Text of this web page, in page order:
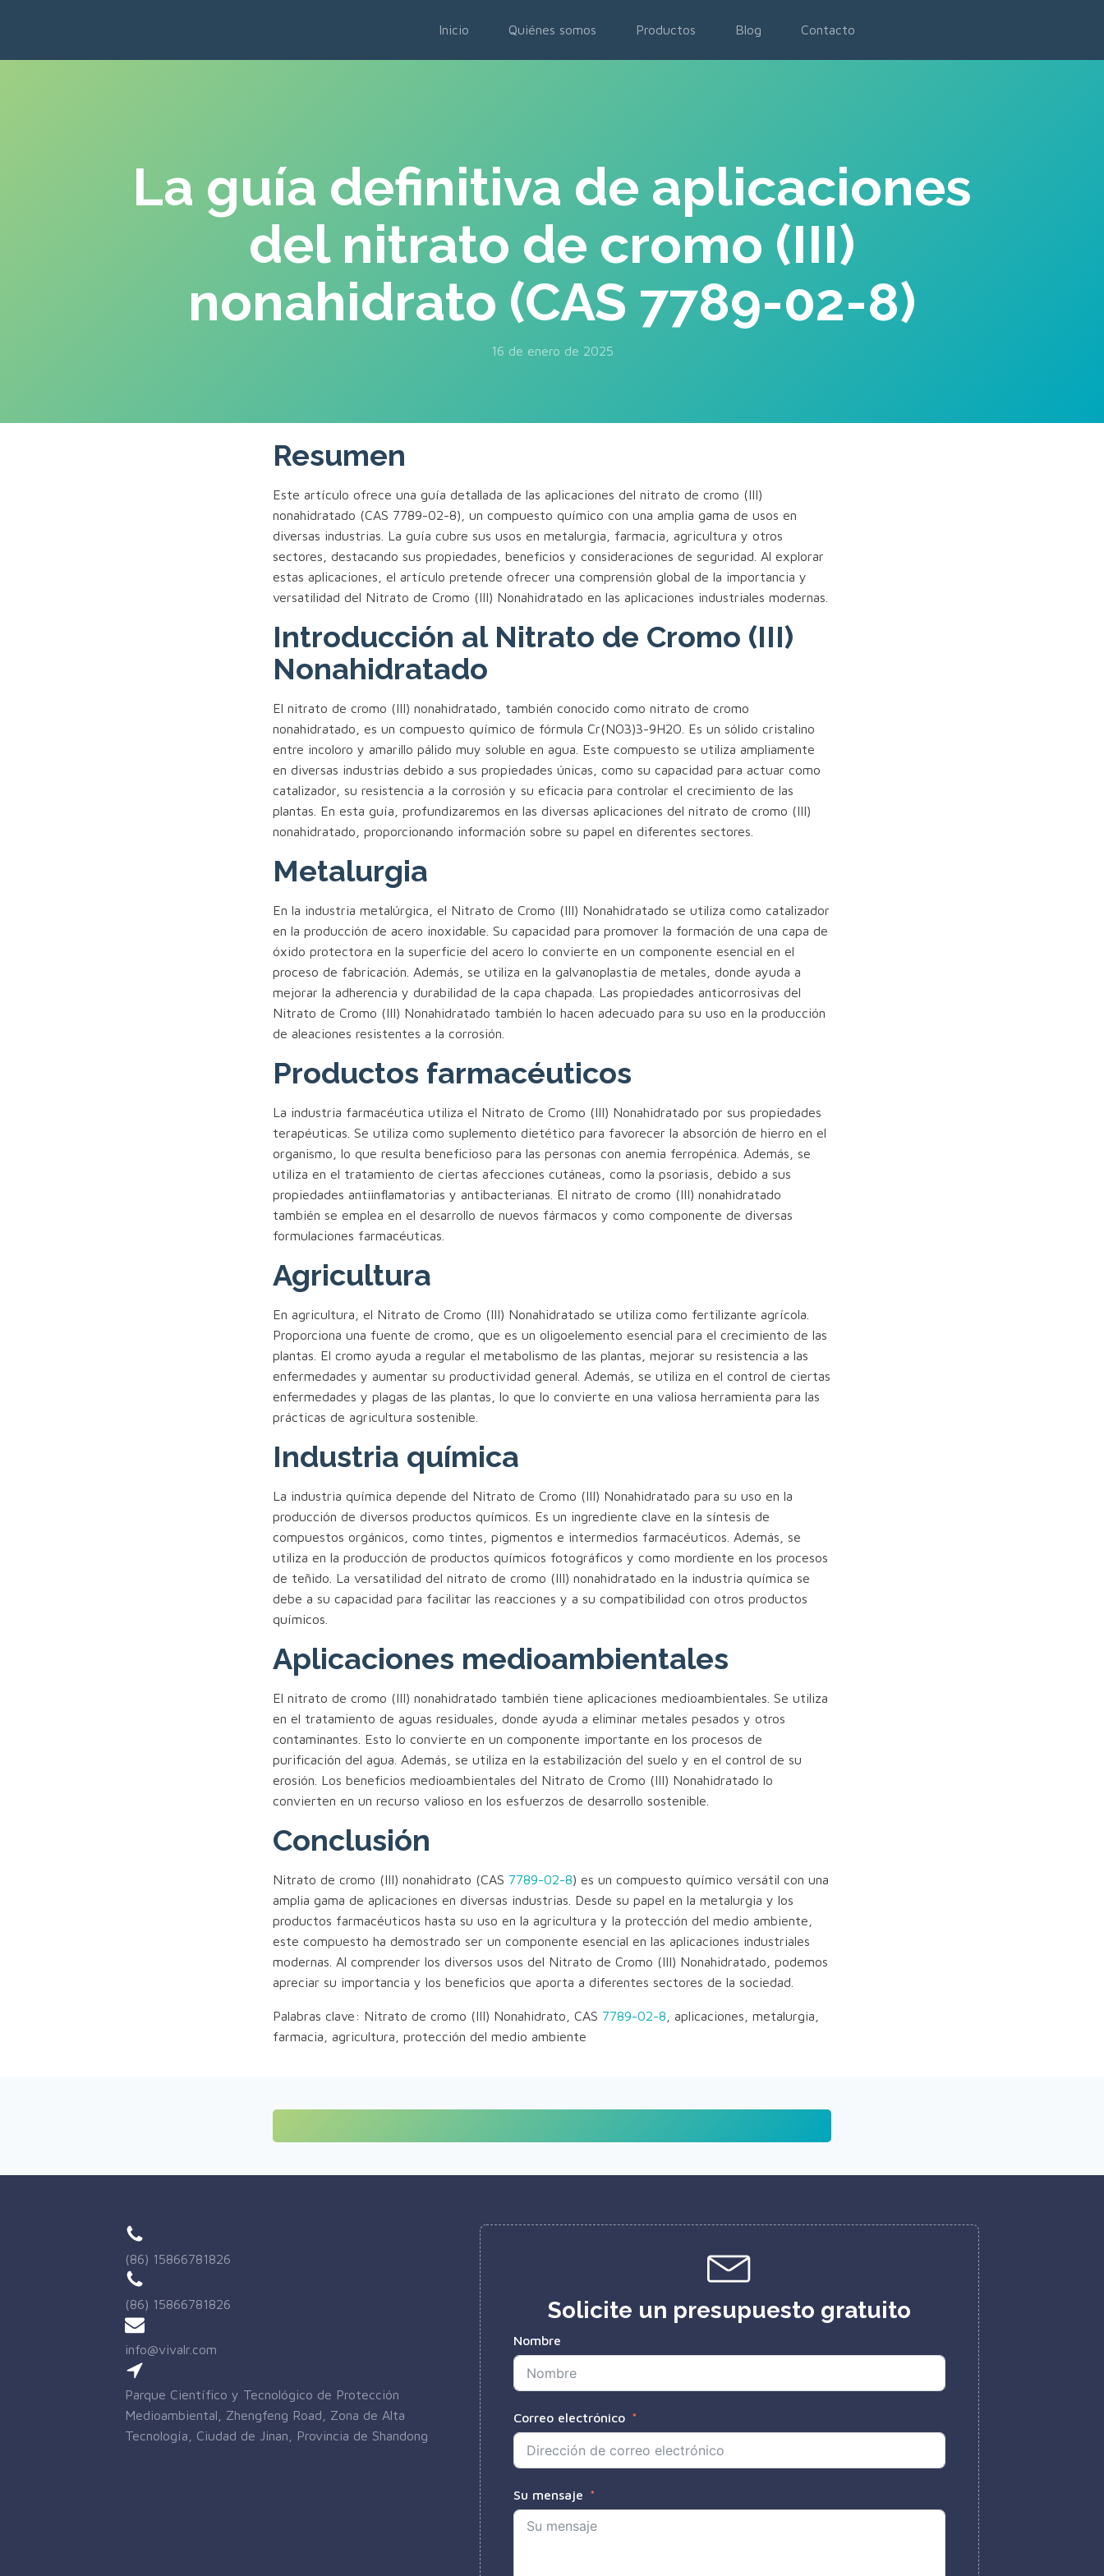
Inicio Quiénes somos Productos Blog Contacto
La guía definitiva de aplicaciones
del nitrato de cromo (III)
nonahidrato (CAS 7789-02-8)
16 de enero de 2025
Resumen
Este artículo ofrece una guía detallada de las aplicaciones del nitrato de cromo (III)
nonahidratado (CAS 7789-02-8), un compuesto químico con una amplia gama de usos en
diversas industrias. La guía cubre sus usos en metalurgia, farmacia, agricultura y otros
sectores, destacando sus propiedades, beneficios y consideraciones de seguridad. Al explorar
estas aplicaciones, el artículo pretende ofrecer una comprensión global de la importancia y
versatilidad del Nitrato de Cromo (III) Nonahidratado en las aplicaciones industriales modernas.
Introducción al Nitrato de Cromo (III)
Nonahidratado
El nitrato de cromo (III) nonahidratado, también conocido como nitrato de cromo
nonahidratado, es un compuesto químico de fórmula Cr(NO3)3-9H2O. Es un sólido cristalino
entre incoloro y amarillo pálido muy soluble en agua. Este compuesto se utiliza ampliamente
en diversas industrias debido a sus propiedades únicas, como su capacidad para actuar como
catalizador, su resistencia a la corrosión y su eficacia para controlar el crecimiento de las
plantas. En esta guía, profundizaremos en las diversas aplicaciones del nitrato de cromo (III)
nonahidratado, proporcionando información sobre su papel en diferentes sectores.
Metalurgia
En la industria metalúrgica, el Nitrato de Cromo (III) Nonahidratado se utiliza como catalizador
en la producción de acero inoxidable. Su capacidad para promover la formación de una capa de
óxido protectora en la superficie del acero lo convierte en un componente esencial en el
proceso de fabricación. Además, se utiliza en la galvanoplastia de metales, donde ayuda a
mejorar la adherencia y durabilidad de la capa chapada. Las propiedades anticorrosivas del
Nitrato de Cromo (III) Nonahidratado también lo hacen adecuado para su uso en la producción
de aleaciones resistentes a la corrosión.
Productos farmacéuticos
La industria farmacéutica utiliza el Nitrato de Cromo (III) Nonahidratado por sus propiedades
terapéuticas. Se utiliza como suplemento dietético para favorecer la absorción de hierro en el
organismo, lo que resulta beneficioso para las personas con anemia ferropénica. Además, se
utiliza en el tratamiento de ciertas afecciones cutáneas, como la psoriasis, debido a sus
propiedades antiinflamatorias y antibacterianas. El nitrato de cromo (III) nonahidratado
también se emplea en el desarrollo de nuevos fármacos y como componente de diversas
formulaciones farmacéuticas.
Agricultura
En agricultura, el Nitrato de Cromo (III) Nonahidratado se utiliza como fertilizante agrícola.
Proporciona una fuente de cromo, que es un oligoelemento esencial para el crecimiento de las
plantas. El cromo ayuda a regular el metabolismo de las plantas, mejorar su resistencia a las
enfermedades y aumentar su productividad general. Además, se utiliza en el control de ciertas
enfermedades y plagas de las plantas, lo que lo convierte en una valiosa herramienta para las
prácticas de agricultura sostenible.
Industria química
La industria química depende del Nitrato de Cromo (III) Nonahidratado para su uso en la
producción de diversos productos químicos. Es un ingrediente clave en la síntesis de
compuestos orgánicos, como tintes, pigmentos e intermedios farmacéuticos. Además, se
utiliza en la producción de productos químicos fotográficos y como mordiente en los procesos
de teñido. La versatilidad del nitrato de cromo (III) nonahidratado en la industria química se
debe a su capacidad para facilitar las reacciones y a su compatibilidad con otros productos
químicos.
Aplicaciones medioambientales
El nitrato de cromo (III) nonahidratado también tiene aplicaciones medioambientales. Se utiliza
en el tratamiento de aguas residuales, donde ayuda a eliminar metales pesados y otros
contaminantes. Esto lo convierte en un componente importante en los procesos de
purificación del agua. Además, se utiliza en la estabilización del suelo y en el control de su
erosión. Los beneficios medioambientales del Nitrato de Cromo (III) Nonahidratado lo
convierten en un recurso valioso en los esfuerzos de desarrollo sostenible.
Conclusión
Nitrato de cromo (III) nonahidrato (CAS 7789-02-8) es un compuesto químico versátil con una
amplia gama de aplicaciones en diversas industrias. Desde su papel en la metalurgia y los
productos farmacéuticos hasta su uso en la agricultura y la protección del medio ambiente,
este compuesto ha demostrado ser un componente esencial en las aplicaciones industriales
modernas. Al comprender los diversos usos del Nitrato de Cromo (III) Nonahidratado, podemos
apreciar su importancia y los beneficios que aporta a diferentes sectores de la sociedad.
Palabras clave: Nitrato de cromo (III) Nonahidrato, CAS 7789-02-8 , aplicaciones, metalurgia,
farmacia, agricultura, protección del medio ambiente
(86) 15866781826
(86) 15866781826
info@vivalr.com
Parque Científico y Tecnológico de Protección
Medioambiental, Zhengfeng Road, Zona de Alta
Tecnología, Ciudad de Jinan, Provincia de Shandong
Solicite un presupuesto gratuito
Nombre
Correo electrónico
Su mensaje